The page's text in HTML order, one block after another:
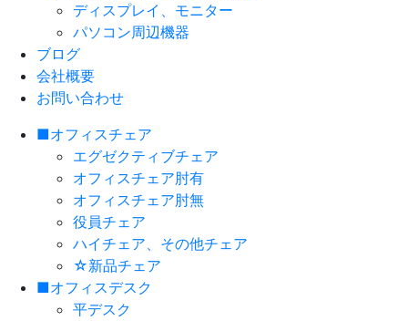
ディスプレイ、モニター
パソコン周辺機器
ブログ
会社概要
お問い合わせ
■オフィスチェア
エグゼクティブチェア
オフィスチェア肘有
オフィスチェア肘無
役員チェア
ハイチェア、その他チェア
☆新品チェア
■オフィスデスク
平デスク